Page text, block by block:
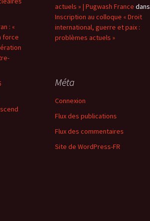
: «
force
actuels » | Pugwash France dans
Inscription au colloque « Droit
international, guerre et paix :
problèmes actuels »
Méta
Connexion
Flux des publications
Flux des commentaires
Site de WordPress-FR